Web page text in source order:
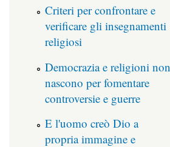
Criteri per confrontare e
verificare gli insegnamenti
religiosi
Democrazia e religioni non
nascono per fomentare
controversie e guerre
E l'uomo creò Dio a
propria immagine e